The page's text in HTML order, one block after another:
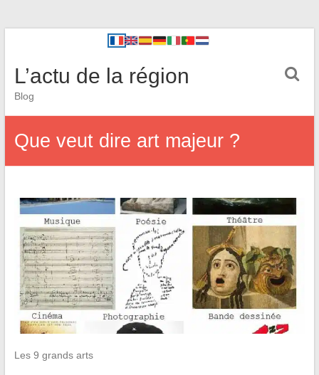
L’actu de la région
Blog
Que veut dire art majeur ?
Les 9 grands arts